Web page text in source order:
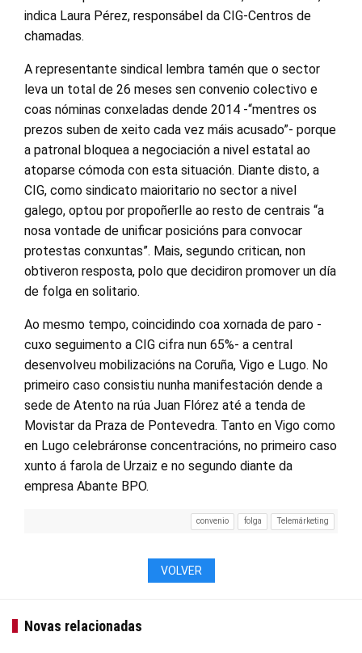
indica Laura Pérez, responsábel da CIG-Centros de
chamadas.
A representante sindical lembra tamén que o sector
leva un total de 26 meses sen convenio colectivo e
coas nóminas conxeladas dende 2014 -“mentres os
prezos suben de xeito cada vez máis acusado”- porque
a patronal bloquea a negociación a nivel estatal ao
atoparse cómoda con esta situación. Diante disto, a
CIG, como sindicato maioritario no sector a nivel
galego, optou por propoñerlle ao resto de centrais “a
nosa vontade de unificar posicións para convocar
protestas conxuntas”. Mais, segundo critican, non
obtiveron resposta, polo que decidiron promover un día
de folga en solitario.
Ao mesmo tempo, coincidindo coa xornada de paro -
cuxo seguimento a CIG cifra nun 65%- a central
desenvolveu mobilizacións na Coruña, Vigo e Lugo. No
primeiro caso consistiu nunha manifestación dende a
sede de Atento na rúa Juan Flórez até a tenda de
Movistar da Praza de Pontevedra. Tanto en Vigo como
en Lugo celebráronse concentracións, no primeiro caso
xunto á farola de Urzaiz e no segundo diante da
empresa Abante BPO.
convenio folga Telemárketing
VOLVER
Novas relacionadas